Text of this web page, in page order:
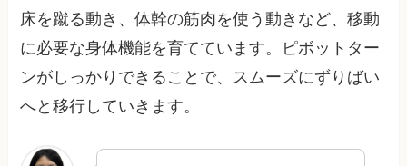
床を蹴る動き、体幹の筋肉を使う動きなど、移動
に必要な身体機能を育てています。ピボットター
ンがしっかりできることで、スムーズにずりばい
へと移行していきます。